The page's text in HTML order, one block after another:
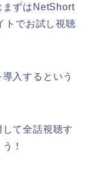
まずはNetShort
トでお試し視聴
入するという
て全話視聴す
！